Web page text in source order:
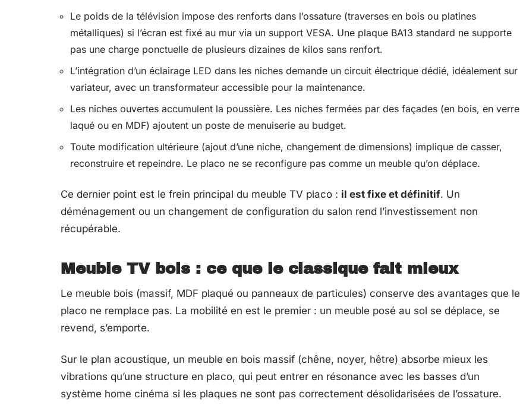
Le poids de la télévision impose des renforts dans l’ossature (traverses en bois ou platines
métalliques) si l’écran est fixé au mur via un support VESA. Une plaque BA13 standard ne supporte
pas une charge ponctuelle de plusieurs dizaines de kilos sans renfort.
L’intégration d’un éclairage LED dans les niches demande un circuit électrique dédié, idéalement sur
variateur, avec un transformateur accessible pour la maintenance.
Les niches ouvertes accumulent la poussière. Les niches fermées par des façades (en bois, en verre
laqué ou en MDF) ajoutent un poste de menuiserie au budget.
Toute modification ultérieure (ajout d’une niche, changement de dimensions) implique de casser,
reconstruire et repeindre. Le placo ne se reconfigure pas comme un meuble qu’on déplace.
Ce dernier point est le frein principal du meuble TV placo : il est fixe et définitif. Un
déménagement ou un changement de configuration du salon rend l’investissement non
récupérable.
Meuble TV bois : ce que le classique fait mieux
Le meuble bois (massif, MDF plaqué ou panneaux de particules) conserve des avantages que le
placo ne remplace pas. La mobilité en est le premier : un meuble posé au sol se déplace, se
revend, s’emporte.
Sur le plan acoustique, un meuble en bois massif (chêne, noyer, hêtre) absorbe mieux les
vibrations qu’une structure en placo, qui peut entrer en résonance avec les basses d’un
système home cinéma si les plaques ne sont pas correctement désolidarisées de l’ossature.